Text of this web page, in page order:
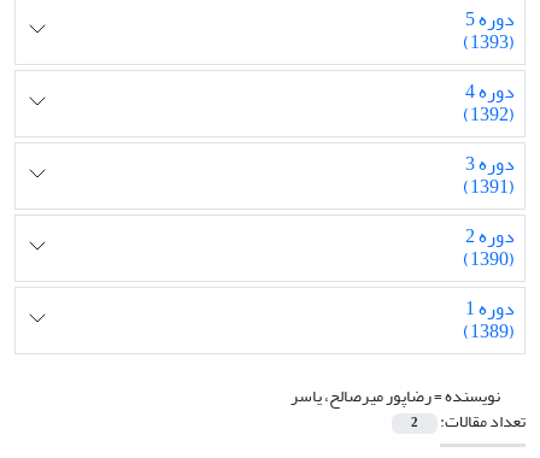
دوره 5
(1393)
دوره 4
(1392)
دوره 3
(1391)
دوره 2
(1390)
دوره 1
(1389)
نویسنده =رضاپور میرصالح، یاسر
تعداد مقالات: 2